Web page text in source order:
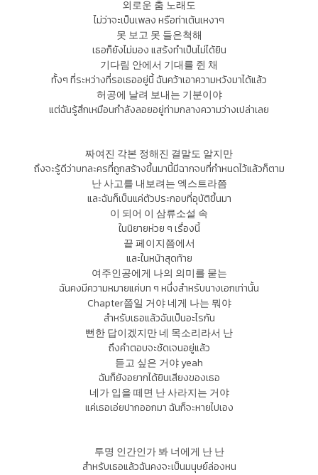
외로운 춤 노래도
ไม่ว่าจะเป็นเพลง หรือท่าเต้นเหงาๆ
못 보고 못 들은척해
เธอก็ยังไม่มอง แสร้งทำเป็นไม่ได้ยิน
기다림 안에서 기대를 쥔 채
ทั้งๆ ที่ระหว่างที่รอเธออยู่นี้ ฉันคว้าเอาความหวังมาได้แล้ว
허공에 날려 보내는 기분이야
แต่ฉันรู้สึกเหมือนกำลังลอยอยู่ท่ามกลางความว่างเปล่าเลย
짜여진 각본 정해진 결말도 알지만
ถึงจะรู้ดีว่าบทละครที่ถูกสร้างขึ้นมานี้มีฉากจบที่กำหนดไว้แล้วก็ตาม
난 사고를 내보려는 엑스트라쯤
และฉันก็เป็นแค่ตัวประกอบที่อุบัติขึ้นมา
이 되어 이 삼류소설 속
ในนิยายห่วย ๆ เรื่องนี้
끝 페이지쯤에서
และในหน้าสุดท้าย
여주인공에게 나의 의미를 묻는
ฉันคงมีความหมายแค่บท ๆ หนึ่งสำหรับนางเอกเท่านั้น
Chapter쯤일 거야 네게 나는 뭐야
สำหรับเธอแล้วฉันเป็นอะไรกัน
뻔한 답이겠지만 네 목소리라서 난
ถึงคำตอบจะชัดเจนอยู่แล้ว
듣고 싶은 거야 yeah
ฉันก็ยังอยากได้ยินเสียงของเธอ
네가 입을 떼면 난 사라지는 거야
แค่เธอเอ่ยปากออกมา ฉันก็จะหายไปเอง
투명 인간인가 봐 너에게 난 난
สำหรับเธอแล้วฉันคงจะเป็นมนุษย์ล่องหน